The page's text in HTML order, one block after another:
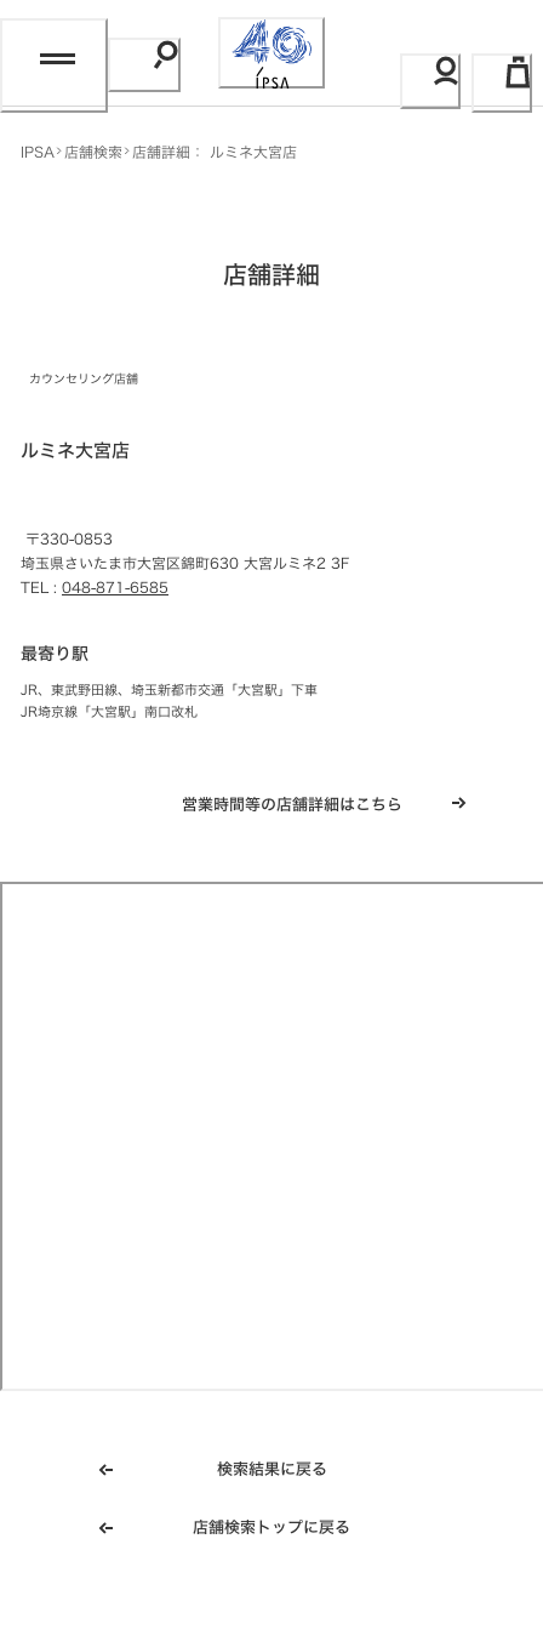
IPSA 店舗検索 店舗詳細： ルミネ大宮店
店舗詳細
カウンセリング店舗
ルミネ大宮店
〒330-0853
埼玉県さいたま市大宮区錦町630 大宮ルミネ2 3F
TEL : 048-871-6585
最寄り駅
JR、東武野田線、埼玉新都市交通「大宮駅」下車
JR埼京線「大宮駅」南口改札
営業時間等の店舗詳細はこちら
検索結果に戻る
店舗検索トップに戻る